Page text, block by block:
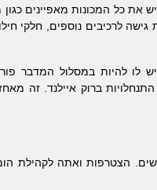
יש את כל המכונות מאפיינים
גישה לרכיבים נוספים, חלקי
לו להיות במסלול המדבר
ברוק איילנד.
הצטרפות ואתה לקהילת